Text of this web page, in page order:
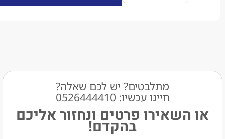
מתלבטים? יש לכם שאלה?
חייגו עכשיו: 0526444410​
פרטים ונחזור אליכם
בהקדם!